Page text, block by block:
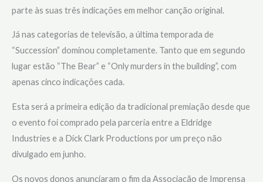
parte às suas três indicações em melhor canção original.
Já nas categorias de televisão, a última temporada de
“Succession” dominou completamente. Tanto que em segundo
lugar estão “The Bear” e “Only murders in the building”, com
apenas cinco indicações cada.
Esta será a primeira edição da tradicional premiação desde que
o evento foi comprado pela parceria entre a Eldridge
Industries e a Dick Clark Productions por um preço não
divulgado em junho.
Os novos donos anunciaram o fim da Associação de Imprensa